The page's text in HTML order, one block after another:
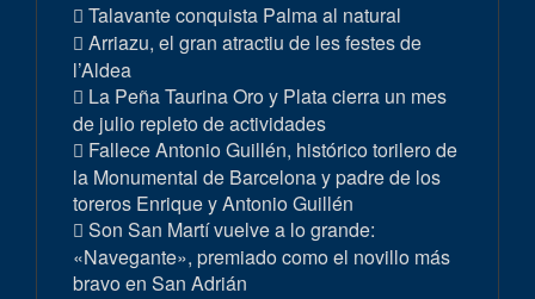
Talavante conquista Palma al natural
Arriazu, el gran atractiu de les festes de
l’Aldea
La Peña Taurina Oro y Plata cierra un mes
de julio repleto de actividades
Fallece Antonio Guillén, histórico torilero de
la Monumental de Barcelona y padre de los
toreros Enrique y Antonio Guillén
Son San Martí vuelve a lo grande:
«Navegante», premiado como el novillo más
bravo en San Adrián